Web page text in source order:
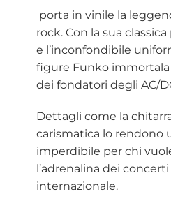
porta in vinile la
rock. Con la sua
e l’inconfondibile
figure Funko immortala
dei fondatori degli AC/
Dettagli come la
carismatica lo rendono
imperdibile per chi
l’adrenalina dei
internazionale.